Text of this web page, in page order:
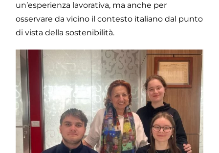
un’esperienza lavorativa, ma anche per
osservare da vicino il contesto italiano dal punto
di vista della sostenibilità.